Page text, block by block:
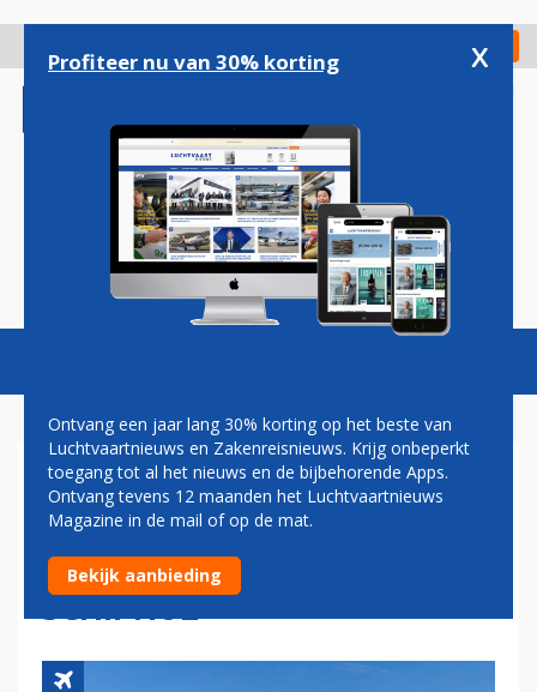
gaan
Check in
Magazine Podcasts Vacatures
SURINAM AIRWAYS-VLUCHT
WIJKT UIT NAAR
MAASTRICHT DOOR MIST OP
SCHIPHOL
Profiteer nu van 30% korting x
Ontvang een jaar lang 30% korting op het beste van
Luchtvaartnieuws en Zakenreisnieuws. Krijg onbeperkt
toegang tot al het nieuws en de bijbehorende Apps.
Ontvang tevens 12 maanden het Luchtvaartnieuws
Magazine in de mail of op de mat.
Bekijk aanbieding